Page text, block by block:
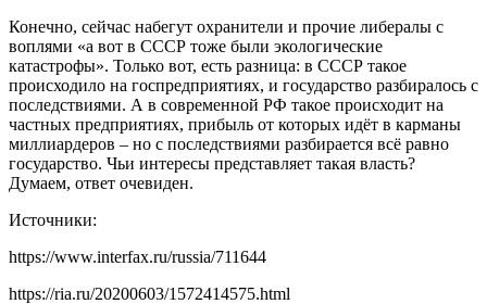
Конечно, сейчас набегут охранители и прочие либералы с
воплями «а вот в СССР тоже были экологические
катастрофы». Только вот, есть разница: в СССР такое
происходило на госпредприятиях, и государство разбиралось с
последствиями. А в современной РФ такое происходит на
частных предприятиях, прибыль от которых идёт в карманы
миллиардеров – но с последствиями разбирается всё равно
государство. Чьи интересы представляет такая власть?
Думаем, ответ очевиден.
Источники:
https://www.interfax.ru/russia/711644
https://ria.ru/20200603/1572414575.html